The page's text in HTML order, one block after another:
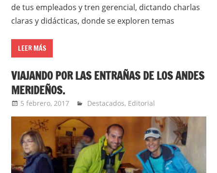
de tus empleados y tren gerencial, dictando charlas
claras y didácticas, donde se exploren temas
LEER MÁS
VIAJANDO POR LAS ENTRAÑAS DE LOS ANDES
MERIDEÑOS.
5 febrero, 2017 admin
Destacados, Editorial